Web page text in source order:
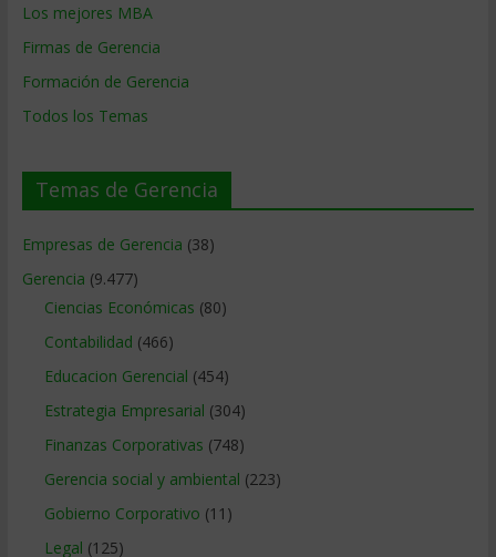
Los mejores MBA
Firmas de Gerencia
Formación de Gerencia
Todos los Temas
Temas de Gerencia
Empresas de Gerencia (38)
Gerencia (9.477)
Ciencias Económicas (80)
Contabilidad (466)
Educacion Gerencial (454)
Estrategia Empresarial (304)
Finanzas Corporativas (748)
Gerencia social y ambiental (223)
Gobierno Corporativo (11)
Legal (125)